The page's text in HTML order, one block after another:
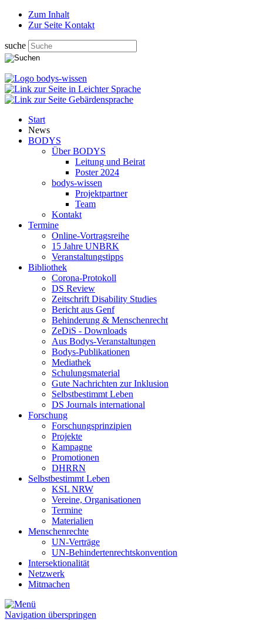
Zum Inhalt
Zur Seite Kontakt
suche
Start
News
BODYS
Über BODYS
Leitung und Beirat
Poster 2024
bodys-wissen
Projektpartner
Team
Kontakt
Termine
Online-Vortragsreihe
15 Jahre UNBRK
Veranstaltungstipps
Bibliothek
Corona-Protokoll
DS Review
Zeitschrift Disability Studies
Bericht aus Genf
Behinderung & Menschenrecht
ZeDiS - Downloads
Aus Bodys-Veranstaltungen
Bodys-Publikationen
Mediathek
Schulungsmaterial
Gute Nachrichten zur Inklusion
Selbstbestimmt Leben
DS Journals international
Forschung
Forschungsprinzipien
Projekte
Kampagne
Promotionen
DHRRN
Selbstbestimmt Leben
KSL NRW
Vereine, Organisationen
Termine
Materialien
Menschenrechte
UN-Verträge
UN-Behindertenrechtskonvention
Intersektionalität
Netzwerk
Mitmachen
Navigation überspringen